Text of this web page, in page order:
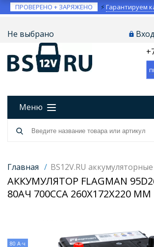
ПРОВЕРЕНО + ЗАРЯЖЕНО ⚡Гарантируем
Не выбрано Вход
Меню
Главная / BS12V.RU
АККУМУЛЯТОР FLAGMAN
80АЧ 700CCA 260X172X220
80 А·ч